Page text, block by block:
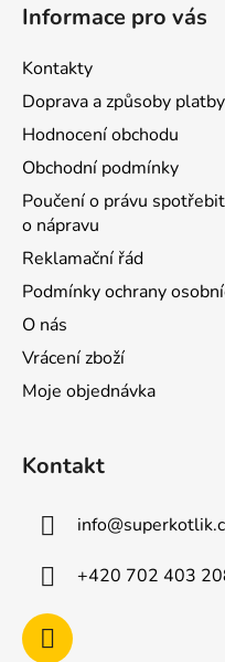
Informace pro vás
Kontakty
Doprava a způsoby platby
Hodnocení obchodu
Obchodní podmínky
Poučení o právu
o nápravu
Reklamační řád
Podmínky ochrany
O nás
Vrácení zboží
Moje objednávka
Kontakt
info@
+420 702 403